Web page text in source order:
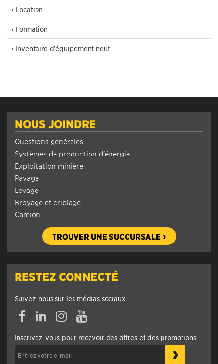
› Location
› Formation
› Inventaire d’équipement neuf
NOUS JOINDRE
Questions générales
Systèmes de production d’énergie
Exploitation minière
Pavage
Levage
Broyage et criblage
Camion
TROUVER UNE SUCCURSALE
RESTEZ CONNECTÉ
Suivez-nous sur les médias sociaux
FacebookLinkedinInstagramYouTube
Inscrivez-vous pour recevoir des offres et des promotions
›